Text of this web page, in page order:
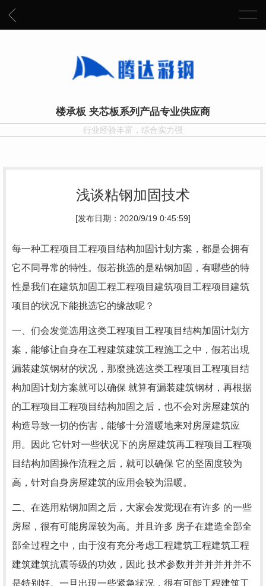
楼承板 夹芯板系列产品专业供应商
行业经验丰富，综合实力强
浅谈粘钢加固技术
[发布日期：2020/9/19 0:45:59]
每一种工程项目工程项目结构加固计划方案，都是会拥有
它不同寻常的特性。假若挑选的是粘钢加固，有哪些的特
性是我们在建筑加固工程工程项目建筑项目工程项目建筑
项目的状况下能挑选它的缘故呢？
一、们会发觉选用这类工程项目工程项目结构加固计划方
案，能够让自身在工程建筑建筑工程施工之中，假若出現
漏装建筑钢材的状况，那麼挑选这类工程项目工程项目结
构加固计划方案就可以确保 就算有漏装建筑钢材，再根据
的工程项目工程项目结构加固之后，也不会对房屋建筑的
构造导致一切的伤害，能够十分溫暖地来对房屋建筑应
用。因此 它针对一些状况下的房屋建筑再工程项目工程项
目结构加固操作流程之后，就可以确保 它的坚固度较为
高，针对自身房屋建筑的应用会较为温暖。
二、在选用粘钢加固之后，大家会发觉现在有许多 的一些
房屋，很有可能房屋较为高。并且许多 房子在建造全部全
部全过程之中，由于沒有充分考虑工程建筑工程建筑工程
建筑建筑抗震等级的功效，因此 技术参数并并并并并并不
是特别好。一旦出現一些紧急状况，很有可能工程建筑工